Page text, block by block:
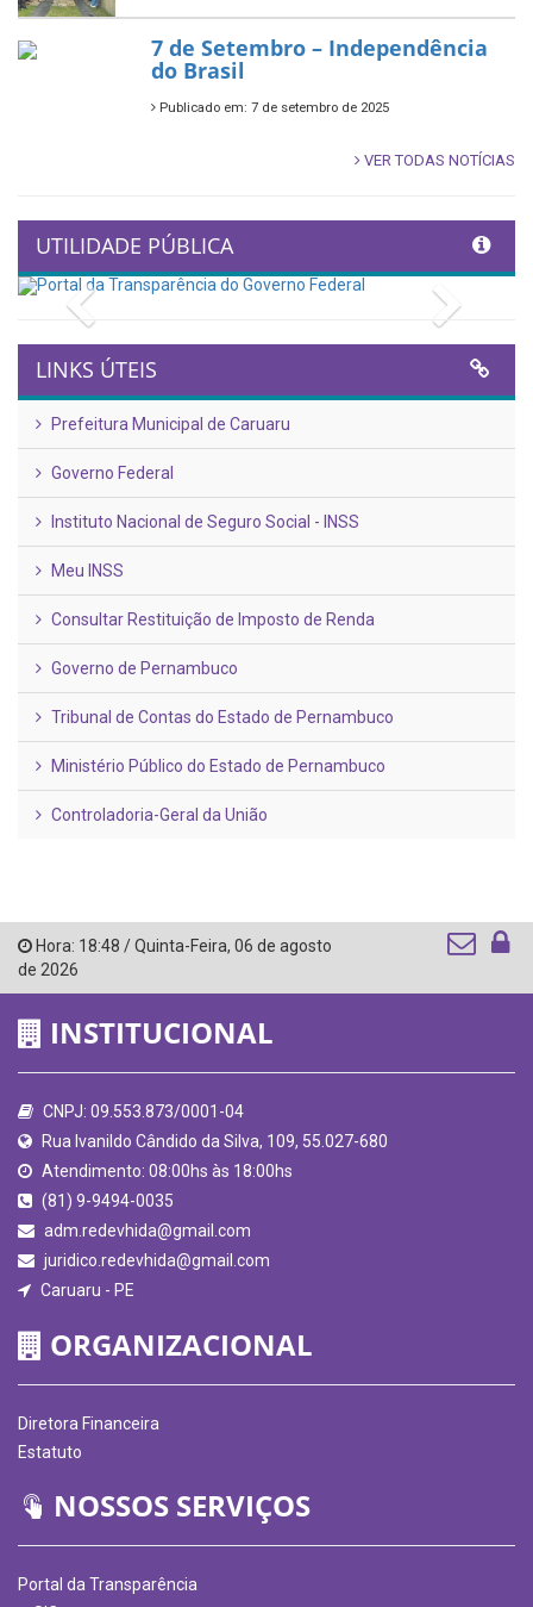
7 de Setembro – Independência
do Brasil
Publicado em: 7 de setembro de 2025
VER TODAS NOTÍCIAS
UTILIDADE PÚBLICA
Previous
LINKS ÚTEIS
Prefeitura Municipal de Caruaru
Governo Federal
Instituto Nacional de Seguro Social - INSS
Meu INSS
Consultar Restituição de Imposto de Renda
Governo de Pernambuco
Tribunal de Contas do Estado de Pernambuco
Ministério Público do Estado de Pernambuco
Controladoria-Geral da União
Hora: 18:48 /Quinta-Feira, 06 de agosto
de 2026
INSTITUCIONAL
CNPJ: 09.553.873/0001-04
Rua Ivanildo Cândido da Silva, 109, 55.027-680
Atendimento: 08:00hs às 18:00hs
(81) 9-9494-0035
adm.redevhida@gmail.com
juridico.redevhida@gmail.com
Caruaru - PE
ORGANIZACIONAL
Diretora Financeira
Estatuto
NOSSOS SERVIÇOS
Portal da Transparência